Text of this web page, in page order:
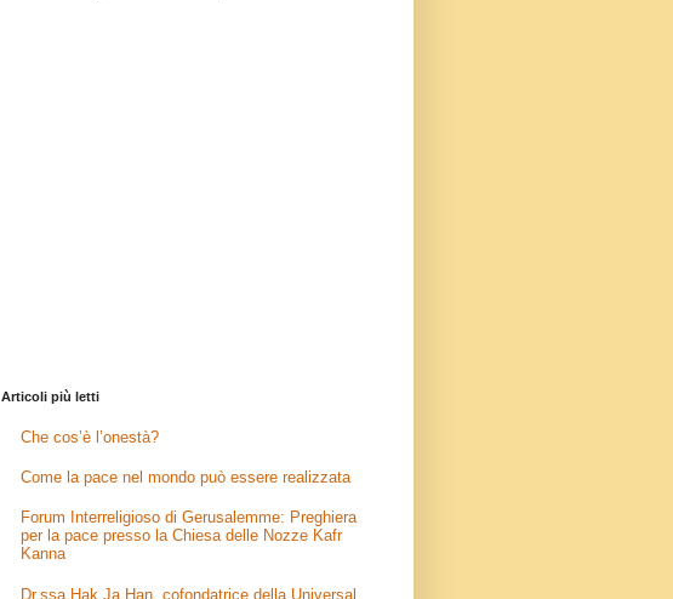
Articoli più letti
Che cos’è l’onestà?
Come la pace nel mondo può essere realizzata
Forum Interreligioso di Gerusalemme: Preghiera
per la pace presso la Chiesa delle Nozze Kafr
Kanna
Dr.ssa Hak Ja Han, cofondatrice della Universal